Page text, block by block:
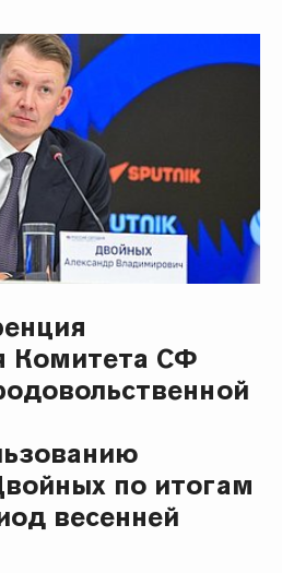
Комитета СФ
по итогам
весенней